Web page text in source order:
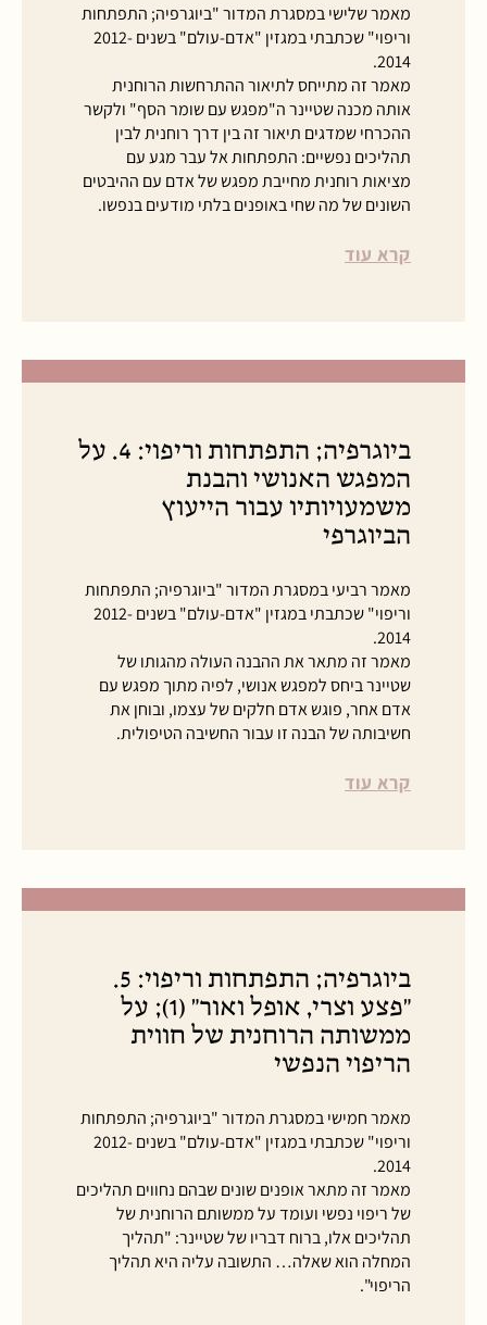
מאמר שלישי במסגרת המדור "ביוגרפיה; התפתחות
וריפוי" שכתבתי במגזין "אדם-עולם" בשנים 2012-
2014.
מאמר זה מתייחס לתיאור ההתרחשות הרוחנית
אותה מכנה שטיינר ה"מפגש עם שומר הסף" ולקשר
ההכרחי שמדגים תיאור זה בין דרך רוחנית לבין
תהליכים נפשיים: התפתחות אל עבר מגע עם
מציאות רוחנית מחייבת מפגש של אדם עם ההיבטים
השונים של מה שחי באופנים בלתי מודעים בנפשו.
קרא עוד
ביוגרפיה; התפתחות וריפוי: 4. על
המפגש האנושי והבנת
משמעויותיו עבור הייעוץ
הביוגרפי
מאמר רביעי במסגרת המדור "ביוגרפיה; התפתחות
וריפוי" שכתבתי במגזין "אדם-עולם" בשנים 2012-
2014.
מאמר זה מתאר את ההבנה העולה מהגותו של
שטיינר ביחס למפגש אנושי, לפיה מתוך מפגש עם
אדם אחר, פוגש אדם חלקים של עצמו, ובוחן את
חשיבותה של הבנה זו עבור החשיבה הטיפולית.
קרא עוד
ביוגרפיה; התפתחות וריפוי: 5.
"פצע וצרי, אופל ואור" (1); על
ממשותה הרוחנית של חווית
הריפוי הנפשי
מאמר חמישי במסגרת המדור "ביוגרפיה; התפתחות
וריפוי" שכתבתי במגזין "אדם-עולם" בשנים 2012-
2014.
מאמר זה מתאר אופנים שונים שבהם נחווים תהליכים
של ריפוי נפשי ועומד על ממשותם הרוחנית של
תהליכים אלו, ברוח דבריו של שטיינר: "תהליך
המחלה הוא שאלה… התשובה עליה היא תהליך
הריפוי".